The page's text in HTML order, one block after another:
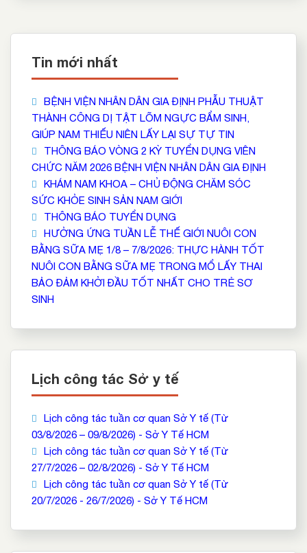
Tin mới nhất
BỆNH VIỆN NHÂN DÂN GIA ĐỊNH PHẪU THUẬT
THÀNH CÔNG DỊ TẬT LÕM NGỰC BẨM SINH,
GIÚP NAM THIẾU NIÊN LẤY LẠI SỰ TỰ TIN
THÔNG BÁO VÒNG 2 KỲ TUYỂN DỤNG VIÊN
CHỨC NĂM 2026 BỆNH VIỆN NHÂN DÂN GIA ĐỊNH
KHÁM NAM KHOA – CHỦ ĐỘNG CHĂM SÓC
SỨC KHỎE SINH SẢN NAM GIỚI
THÔNG BÁO TUYỂN DỤNG
HƯỞNG ỨNG TUẦN LỄ THẾ GIỚI NUÔI CON
BẰNG SỮA MẸ 1/8 – 7/8/2026: THỰC HÀNH TỐT
NUÔI CON BẰNG SỮA MẸ TRONG MỔ LẤY THAI
BẢO ĐẢM KHỞI ĐẦU TỐT NHẤT CHO TRẺ SƠ
SINH
Lịch công tác Sở y tế
Lịch công tác tuần cơ quan Sở Y tế (Từ
03/8/2026 – 09/8/2026) - Sở Y Tế HCM
Lịch công tác tuần cơ quan Sở Y tế (Từ
27/7/2026 – 02/8/2026) - Sở Y Tế HCM
Lịch công tác tuần cơ quan Sở Y tế (Từ
20/7/2026 - 26/7/2026) - Sở Y Tế HCM